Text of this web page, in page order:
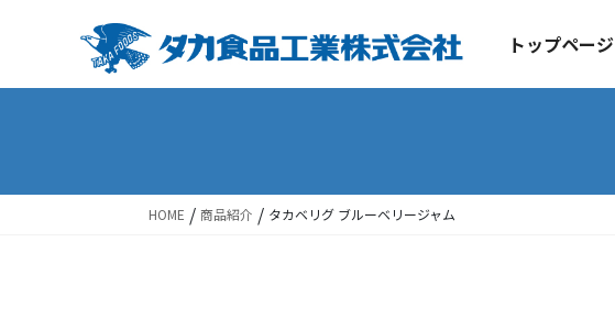
content
Navigation
トップページ
HOME / 商品紹介 / タカベリグ ブルーベリージャム